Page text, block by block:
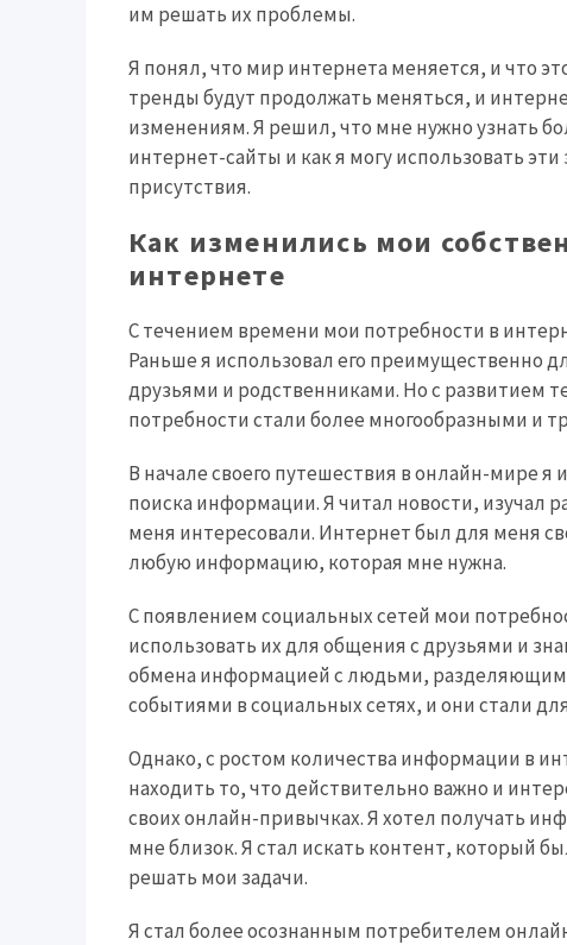
им решать их проблемы.
Я понял, что мир интернета меняется, и что
тренды будут продолжать меняться, и
изменениям. Я решил, что мне нужно узнать
интернет-сайты и как я могу использовать
присутствия.
Как изменились мои
интернете
С течением времени мои потребности в
Раньше я использовал его преимущественно
друзьями и родственниками. Но с развитием
потребности стали более многообразными и
В начале своего путешествия в онлайн-мире
поиска информации. Я читал новости, изучал
меня интересовали. Интернет был для меня
любую информацию, которая мне нужна.
С появлением социальных сетей мои
использовать их для общения с друзьями и
обмена информацией с людьми,
событиями в социальных сетях, и они стали
Однако, с ростом количества информации в
находить то, что действительно важно и
своих онлайн-привычках. Я хотел получать
мне близок. Я стал искать контент, который
решать мои задачи.
Я стал более осознанным потребителем